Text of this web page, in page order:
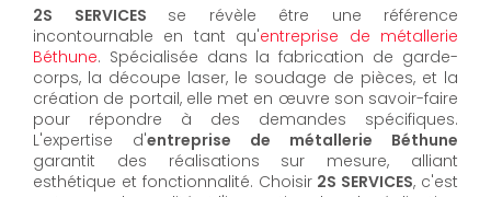
2S SERVICES se révèle être une référence
incontournable en tant qu'entreprise de métallerie
Béthune. Spécialisée dans la fabrication de garde-
corps, la découpe laser, le soudage de pièces, et la
création de portail, elle met en œuvre son savoir-faire
pour répondre à des demandes spécifiques.
L'expertise d'entreprise de métallerie Béthune
garantit des réalisations sur mesure, alliant
esthétique et fonctionnalité. Choisir 2S SERVICES, c'est